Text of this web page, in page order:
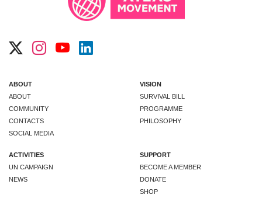
ABOUT
ABOUT
COMMUNITY
CONTACTS
SOCIAL MEDIA
VISION
SURVIVAL BILL
PROGRAMME
PHILOSOPHY
ACTIVITIES
UN CAMPAIGN
NEWS
SUPPORT
BECOME A MEMBER
DONATE
SHOP